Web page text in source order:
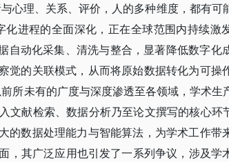
心理、关系、评价，人的多种维度，都有可
进程的全面深化，正在全球范围内持续激
自动化采集、清洗与整合，显著降低数字化
觉的关联模式，从而将原始数据转化为可操
所未有的广度与深度渗透至各领域，学术生
文献检索、数据分析乃至论文撰写的核心环
的数据处理能力与智能算法，为学术工作带
，其广泛应用也引发了一系列争议，涉及学